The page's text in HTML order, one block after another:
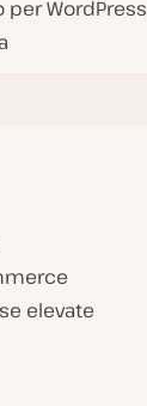
WordPress
elevate